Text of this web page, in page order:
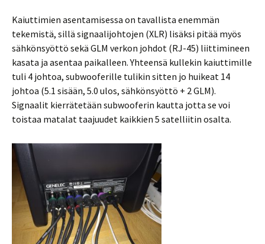
Kaiuttimien asentamisessa on tavallista enemmän
tekemistä, sillä signaalijohtojen (XLR) lisäksi pitää myös
sähkönsyöttö sekä GLM verkon johdot (RJ-45) liittimineen
kasata ja asentaa paikalleen. Yhteensä kullekin kaiuttimille
tuli 4 johtoa, subwooferille tulikin sitten jo huikeat 14
johtoa (5.1 sisään, 5.0 ulos, sähkönsyöttö + 2 GLM).
Signaalit kierrätetään subwooferin kautta jotta se voi
toistaa matalat taajuudet kaikkien 5 satelliitin osalta.